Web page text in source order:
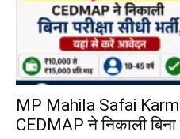
MP Mahila Safai
CEDMAP ने निकाली बिना